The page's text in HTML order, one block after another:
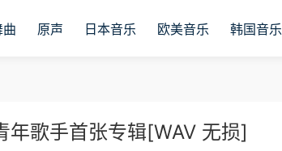
原声 日本音乐 欧美音乐 韩国音乐
年歌手首张专辑[WAV 无损]